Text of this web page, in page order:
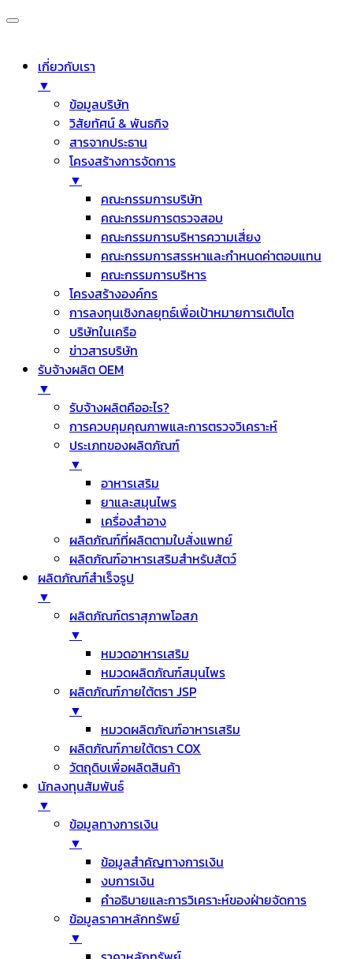
เกี่ยวกับเรา
▼
ข้อมูลบริษัท
วิสัยทัศน์ & พันธกิจ
สารจากประธาน
โครงสร้างการจัดการ
▼
คณะกรรมการบริษัท
คณะกรรมการตรวจสอบ
คณะกรรมการบริหารความเสี่ยง
คณะกรรมการสรรหาและกำหนดค่าตอบแทน
คณะกรรมการบริหาร
โครงสร้างองค์กร
การลงทุนเชิงกลยุทธ์เพื่อเป้าหมายการเติบโต
บริษัทในเครือ
ข่าวสารบริษัท
รับจ้างผลิต OEM
▼
รับจ้างผลิตคืออะไร?
การควบคุมคุณภาพและการตรวจวิเคราะห์
ประเภทของผลิตภัณฑ์
▼
อาหารเสริม
ยาและสมุนไพร
เครื่องสำอาง
ผลิตภัณฑ์ที่ผลิตตามใบสั่งแพทย์
ผลิตภัณฑ์อาหารเสริมสำหรับสัตว์
ผลิตภัณฑ์สำเร็จรูป
▼
ผลิตภัณฑ์ตราสุภาพโอสภ
▼
หมวดอาหารเสริม
หมวดผลิตภัณฑ์สมุนไพร
ผลิตภัณฑ์ภายใต้ตรา JSP
▼
หมวดผลิตภัณฑ์อาหารเสริม
ผลิตภัณฑ์ภายใต้ตรา COX
วัตถุดิบเพื่อผลิตสินค้า
นักลงทุนสัมพันธ์
▼
ข้อมูลทางการเงิน
▼
ข้อมูลสำคัญทางการเงิน
งบการเงิน
คำอธิบายและการวิเคราะห์ของฝ่ายจัดการ
ข้อมูลราคาหลักทรัพย์
▼